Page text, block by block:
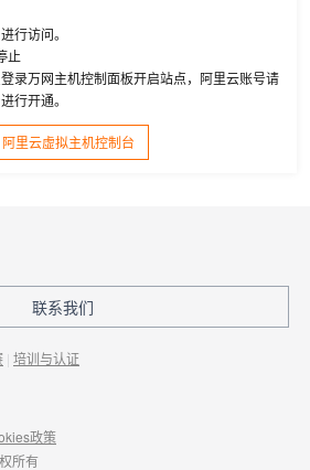
行访问。
止
录万网主机控制面板开启站点，阿里云账号请
行开通。
阿里云虚拟主机控制台